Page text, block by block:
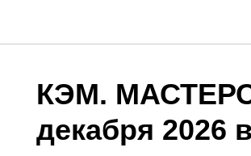
КЭМ.
декабря